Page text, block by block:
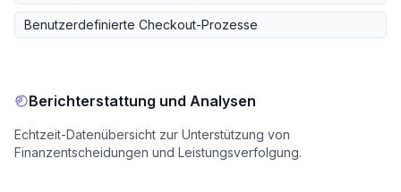
Benutzerdefinierte Checkout-Prozesse
Berichterstattung und Analysen
Echtzeit-Datenübersicht zur Unterstützung von
Finanzentscheidungen und Leistungsverfolgung.